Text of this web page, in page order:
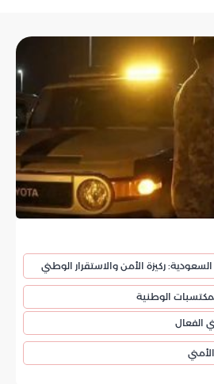
ركيزة الأمن والاستقرار الوطني
الوطنية
الفعال